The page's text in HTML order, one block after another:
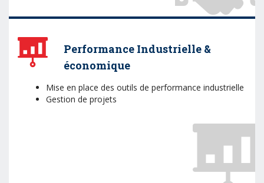
Performance Industrielle &
économique
Mise en place des outils de performance industrielle
Gestion de projets